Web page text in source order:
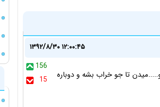
۱۳۹۲/۸/۳۰ ۱۲:۰۰:۴۵
156
15
به آمریکا و.....میدن تا جو خراب بشه و دوباره